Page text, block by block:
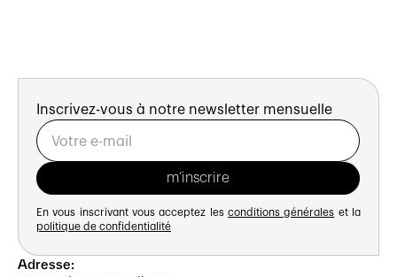
Inscrivez-vous à notre newsletter mensuelle
En vous inscrivant vous acceptez les conditions générales et la
politique de confidentialité
Adresse: